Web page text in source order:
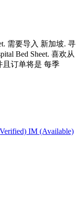
需要导入 新加坡. 寻
Bed Sheet. 喜欢从
且订单将是 每季
IM (Available)